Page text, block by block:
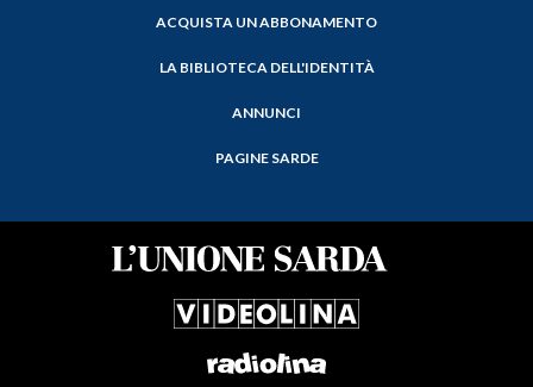
ACQUISTA UN ABBONAMENTO
LA BIBLIOTECA DELL'IDENTITÀ
ANNUNCI
PAGINE SARDE